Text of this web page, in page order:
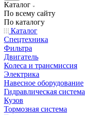
Каталог
По всему сайту
По каталогу
Каталог
Спецтехника
Фильтра
Двигатель
Колеса и трансмиссия
Электрика
Навесное оборудование
Гидравлическая система
Кузов
Тормозная система